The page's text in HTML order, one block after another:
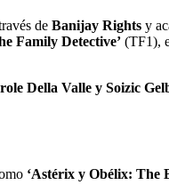
de Banijay Rights y
Family Detective’ (TF1),
Della Valle y Soizic
‘Astérix y Obélix: The